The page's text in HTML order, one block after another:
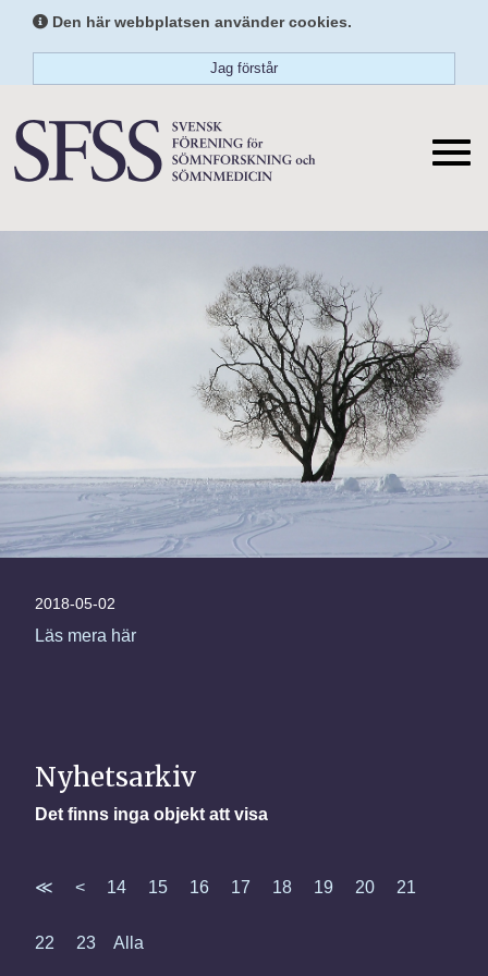
Den här webbplatsen använder cookies.
Jag förstår
2018-05-02
Läs mera här
Nyhetsarkiv
Det finns inga objekt att visa
≪ < 14 15 16 17 18 19 20 21
22 23 Alla